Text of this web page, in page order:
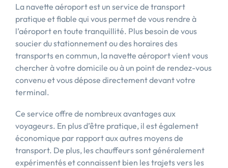
La navette aéroport est un service de transport
pratique et fiable qui vous permet de vous rendre à
l’aéroport en toute tranquillité. Plus besoin de vous
soucier du stationnement ou des horaires des
transports en commun, la navette aéroport vient vous
chercher à votre domicile ou à un point de rendez-vous
convenu et vous dépose directement devant votre
terminal.
Ce service offre de nombreux avantages aux
voyageurs. En plus d’être pratique, il est également
économique par rapport aux autres moyens de
transport. De plus, les chauffeurs sont généralement
expérimentés et connaissent bien les trajets vers les